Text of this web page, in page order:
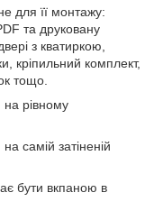
для її монтажу:
та друковану
з кватиркою,
кріпильний комплект,
тощо.
рівному
самій затіненій
бути вкпаною в